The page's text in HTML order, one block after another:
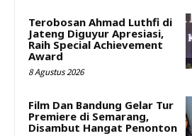
Terobosan Ahmad Luthfi di
Jateng Diguyur Apresiasi,
Raih Special Achievement
Award
8 Agustus 2026
Film Dan Bandung Gelar Tur
Premiere di Semarang,
Disambut Hangat Penonton